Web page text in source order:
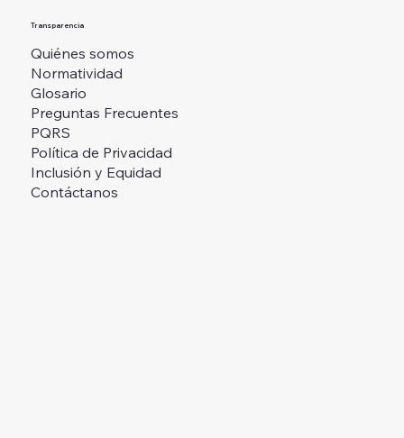
Transparencia
Quiénes somos
Normatividad
Glosario
Preguntas Frecuentes
PQRS
Política de Privacidad
Inclusión y Equidad
Contáctanos